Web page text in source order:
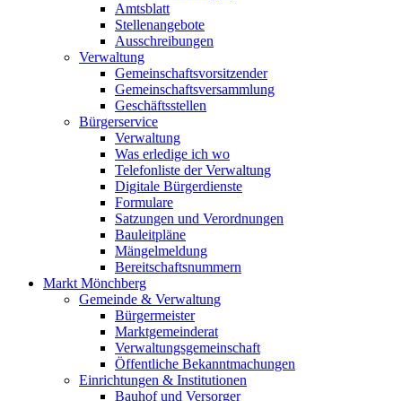
Amtsblatt
Stellenangebote
Ausschreibungen
Verwaltung
Gemeinschaftsvorsitzender
Gemeinschaftsversammlung
Geschäftsstellen
Bürgerservice
Verwaltung
Was erledige ich wo
Telefonliste der Verwaltung
Digitale Bürgerdienste
Formulare
Satzungen und Verordnungen
Bauleitpläne
Mängelmeldung
Bereitschaftsnummern
Markt Mönchberg
Gemeinde & Verwaltung
Bürgermeister
Marktgemeinderat
Verwaltungsgemeinschaft
Öffentliche Bekanntmachungen
Einrichtungen & Institutionen
Bauhof und Versorger